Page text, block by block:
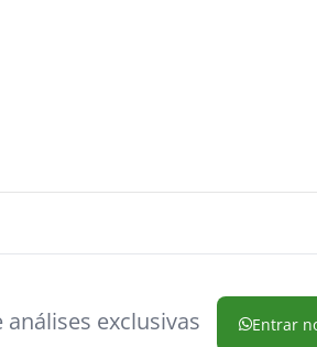
exclusivas
Entrar